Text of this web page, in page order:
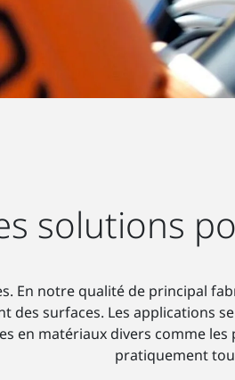
solutions
En notre qualité de principal
des surfaces. Les applications
en matériaux divers comme
pratiquement